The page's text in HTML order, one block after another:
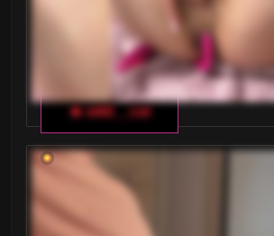
🔥 wild__cat